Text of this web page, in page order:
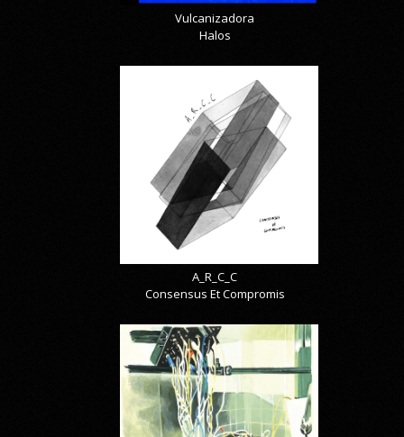
Vulcanizadora
Halos
A_R_C_C
Consensus Et Compromis